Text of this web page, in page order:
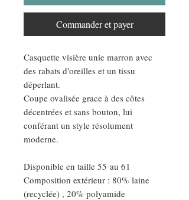
Commander et payer
Casquette visière unie marron avec
des rabats d'oreilles et un tissu
déperlant.
Coupe ovalisée grace à des côtes
décentrées et sans bouton, lui
conférant un style résolument
moderne.
Disponible en taille 55 au 61
Composition extérieur : 80% laine
(recyclée) , 20% polyamide